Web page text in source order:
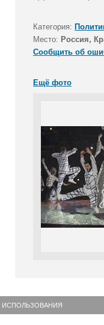
Категория:
Место: Россия,
Сообщить об
Ещё фото
ИСПОЛЬЗОВАНИЯ